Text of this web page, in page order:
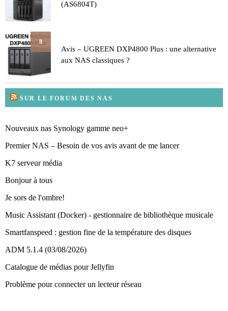
(AS6804T)
8
Avis – UGREEN DXP4800 Plus : une alternative
aux NAS classiques ?
SUR LE FORUM DES NAS
Nouveaux nas Synology gamme neo+
Premier NAS – Besoin de vos avis avant de me lancer
K7 serveur média
Bonjour à tous
Je sors de l'ombre!
Music Assistant (Docker) - gestionnaire de bibliothèque musicale
Smartfanspeed : gestion fine de la température des disques
ADM 5.1.4 (03/08/2026)
Catalogue de médias pour Jellyfin
Problème pour connecter un lecteur réseau